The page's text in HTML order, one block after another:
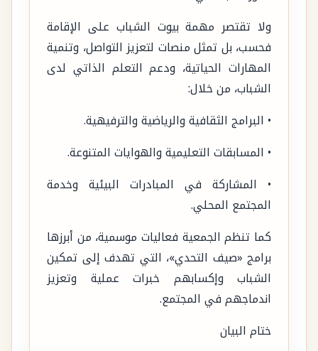
ولا تقتصر مهمة بيوت الشباب على الإقامة
فحسب، بل تمثل منصات لتعزيز التواصل، وتنمية
المهارات الحياتية، ودعم التعلم الذاتي لدى
الشباب، من خلال:
• البرامج الثقافية والرياضية والترفيهية.
• المسابقات التعليمية والهوايات المتنوعة.
• المشاركة في المبادرات البيئية وخدمة
المجتمع المحلي.
كما تنظم الجمعية فعاليات موسمية، من أبرزها
برامج «صيف التحدي»، التي تهدف إلى تمكين
الشباب وإكسابهم خبرات عملية وتعزيز
اندماجهم في المجتمع.
ختام البيان